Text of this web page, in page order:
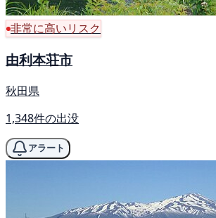
非常に高いリスク
由利本荘市
秋田県
1,348件の出没
アラート